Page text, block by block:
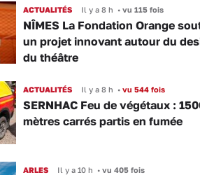
ACTUALITÉS Il y a 8 h •vu 115 fois
NÎMES La Fondation Orange
un projet innovant autour du
du théâtre
ACTUALITÉS Il y a 8 h •vu 544 fois
SERNHAC Feu de végétaux :
mètres carrés partis en fumée
ARLES Il y a 10 h •vu 405 fois